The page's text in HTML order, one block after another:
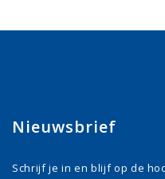
Nieuwsbrief
Schrijf je in en blijf op de